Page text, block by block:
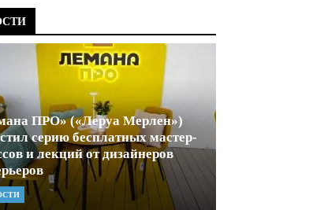
ПРО» («Леруа Мерлен»)
серию бесплатных мастер-
и лекций от дизайнеров